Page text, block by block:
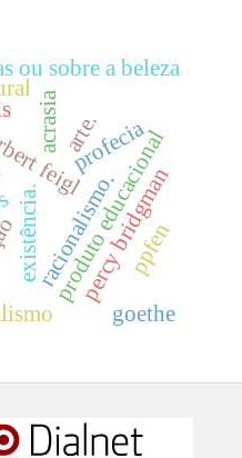
feiglprofecia
produto educacional
acrasia
percy bridgman
arte.
racionalismo.
existência.
ou sobre a beleza
goethe
ppfen